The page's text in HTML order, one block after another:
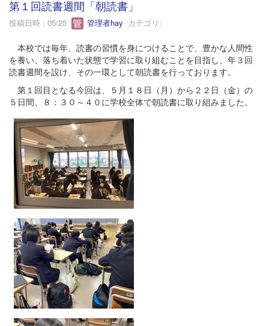
第１回読書週間「朝読書」
投稿日時 : 05/25 管理者hay カテゴリ:
本校では毎年、読書の習慣を身につけることで、豊かな人間性
を養い、落ち着いた状態で学習に取り組むことを目指し、年３回
読書週間を設け、その一環として朝読書を行っております。
第１回目となる今回は、５月１８日（月）から２２日（金）の
５日間、８：３０～４０に学校全体で朝読書に取り組みました。